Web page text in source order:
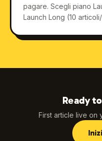
pagare. Scegli piano
Launch Long (10
Ready
First article live on